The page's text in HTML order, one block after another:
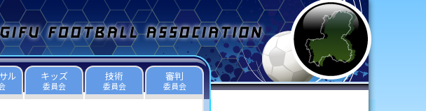
ル キッズ
委員会
技術
委員会
審判
委員会